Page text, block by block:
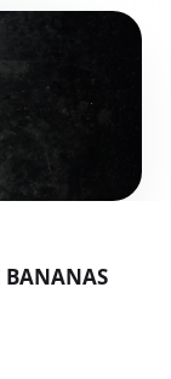
BANANAS